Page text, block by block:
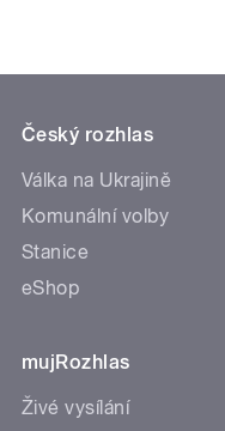
Český rozhlas
Válka na Ukrajině
Komunální volby
Stanice
eShop
mujRozhlas
Živé vysílání